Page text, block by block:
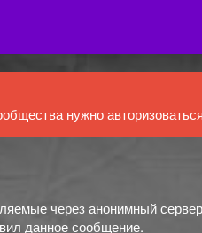
нужно
через анонимный
данное сообщение.